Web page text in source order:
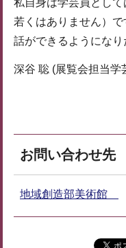
私自身は学芸員として
若くはありません）
話ができるようになり
深谷 聡 (展覧会担当学
お問い合わせ先
地域創造部美術館